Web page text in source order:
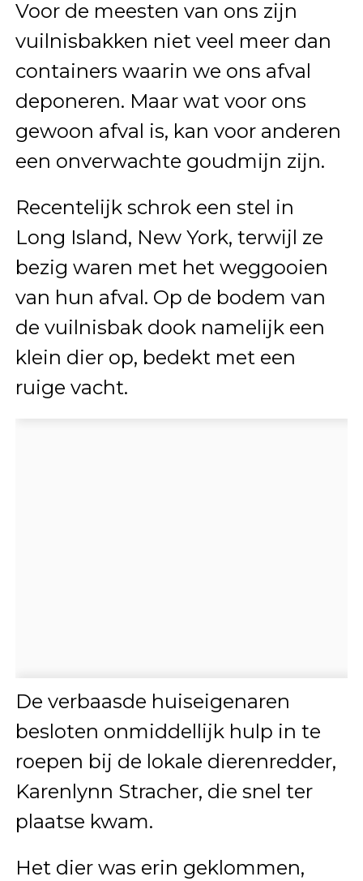
Voor de meesten van ons zijn
vuilnisbakken niet veel meer dan
containers waarin we ons afval
deponeren. Maar wat voor ons
gewoon afval is, kan voor anderen
een onverwachte goudmijn zijn.
Recentelijk schrok een stel in
Long Island, New York, terwijl ze
bezig waren met het weggooien
van hun afval. Op de bodem van
de vuilnisbak dook namelijk een
klein dier op, bedekt met een
ruige vacht.
De verbaasde huiseigenaren
besloten onmiddellijk hulp in te
roepen bij de lokale dierenredder,
Karenlynn Stracher, die snel ter
plaatse kwam.
Het dier was erin geklommen,